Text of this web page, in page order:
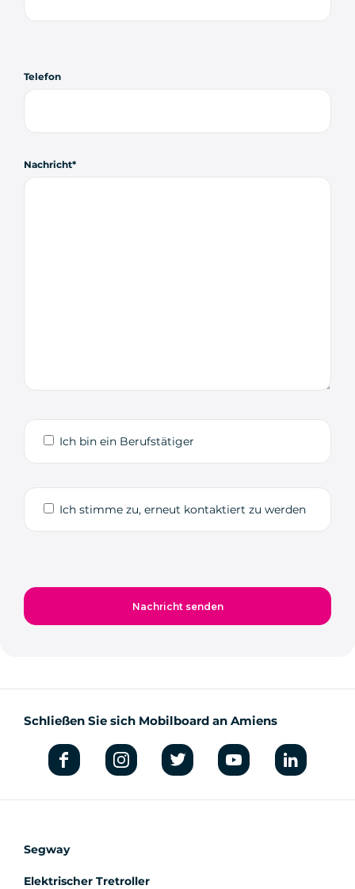
Telefon
Nachricht
Ich bin ein Berufstätiger
Ich stimme zu, erneut kontaktiert zu werden
Schließen Sie sich Mobilboard an Amiens
Segway
Elektrischer Tretroller